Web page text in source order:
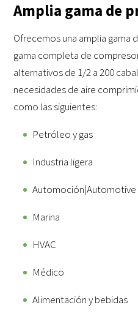
Amplia gama de
Ofrecemos una amplia gama
gama completa de
alternativos de 1/2 a 200
necesidades de aire
como las siguientes:
Petróleo y gas
Industria ligera
Automoción|Automotive
Marina
HVAC
Médico
Alimentación y bebidas